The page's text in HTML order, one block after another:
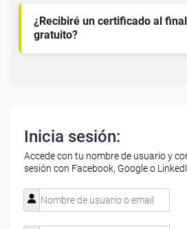
¿Recibiré un certificado al
gratuito?
Inicia sesión:
Accede con tu nombre de usuario y
sesión con Facebook, Google o